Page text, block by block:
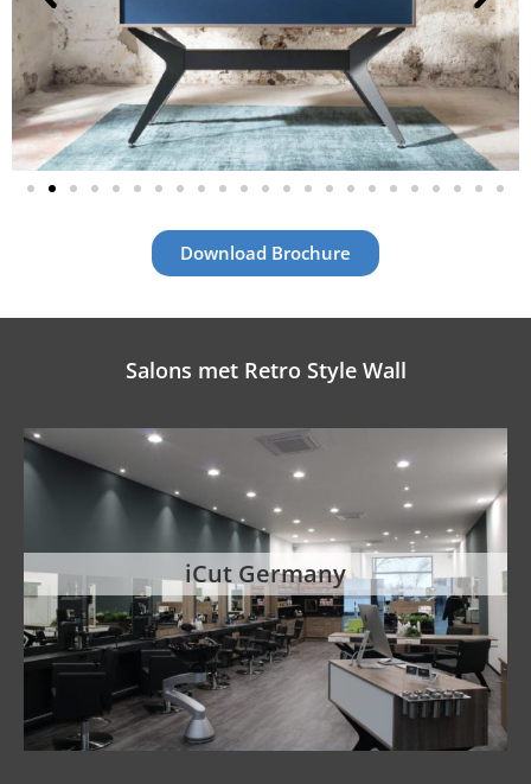
Download Brochure
Salons met Retro Style Wall
iCut Germany